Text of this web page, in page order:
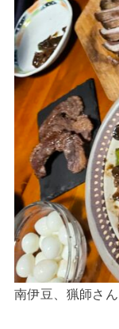
南伊豆、猟師さ